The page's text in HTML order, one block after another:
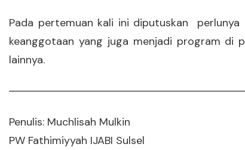
Pada pertemuan kali ini diputuskan perlunya
keanggotaan yang juga menjadi program di
lainnya.
Penulis: Muchlisah Mulkin
PW Fathimiyyah IJABI Sulsel